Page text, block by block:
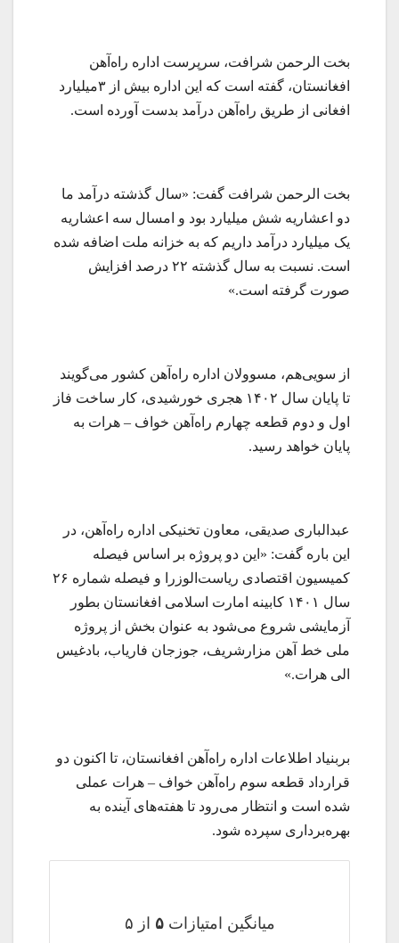
بخت الرحمن شرافت، سرپرست اداره راه‌آهن
افغانستان، گفته است که این اداره بیش از ۳میلیارد
افغانی از طریق راه‌آهن درآمد بدست آورده است.
بخت الرحمن شرافت گفت: «سال گذشته درآمد ما
دو اعشاریه شش میلیارد بود و امسال سه اعشاریه
یک میلیارد درآمد داریم که به خزانه ملت اضافه شده
است. نسبت به سال گذشته ۲۲ درصد افزایش
صورت گرفته است.»
از سویی‌هم، مسوولان اداره راه‌آهن کشور می‌گویند
تا پایان سال ۱۴۰۲ هجری خورشیدی، کار ساخت فاز
اول و دوم قطعه چهارم راه‌آهن خواف – هرات به
پایان خواهد رسید.
عبدالباری صدیقی، معاون تخنیکی اداره راه‌آهن، در
این باره گفت: «این دو پروژه بر اساس فیصله
کمیسیون اقتصادی ریاست‌الوزرا و فیصله شماره ۲۶
سال ۱۴۰۱ کابینه امارت اسلامی افغانستان بطور
آزمایشی شروع می‌شود به عنوان بخش از پروژه
ملی خط آهن مزارشریف، جوزجان فاریاب، بادغیس
الی هرات.»
بربنیاد اطلاعات اداره راه‌آهن افغانستان، تا اکنون دو
قرارداد قطعه سوم راه‌آهن خواف – هرات عملی
شده است و انتظار می‌رود تا هفته‌های آینده به
بهره‌برداری سپرده شود.
میانگین امتیازات۵ از ۵